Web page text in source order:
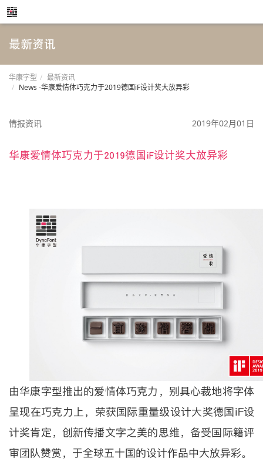
最新资讯
华康字型
最新资讯
News -华康爱情体巧克力于2019德国iF设计奖大放异彩
情报资讯 2019年02月01日
华康爱情体巧克力于2019德国iF设计奖大放异彩
由华康字型推出的爱情体巧克力，别具心裁地将字体
呈现在巧克力上，荣获国际重量级设计大奖德国iF设
计奖肯定，创新传播文字之美的思维，备受国际籍评
审团队赞赏，于全球五十国的设计作品中大放异彩。